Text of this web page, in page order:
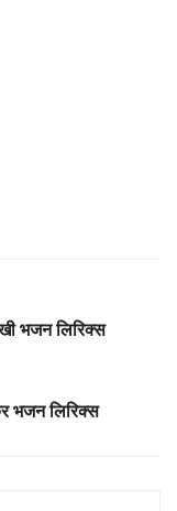
भजन लिरिक्स
भजन लिरिक्स